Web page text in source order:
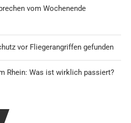
vom Wochenende
vor Fliegerangriffen gefunden
Rhein: Was ist wirklich passiert?